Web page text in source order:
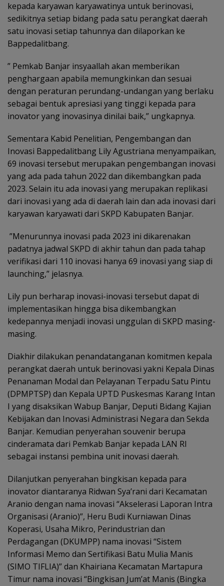
kepada karyawan karyawatinya untuk berinovasi,
sedikitnya setiap bidang pada satu perangkat daerah
satu inovasi setiap tahunnya dan dilaporkan ke
Bappedalitbang.
” Pemkab Banjar insyaallah akan memberikan
penghargaan apabila memungkinkan dan sesuai
dengan peraturan perundang-undangan yang berlaku
sebagai bentuk apresiasi yang tinggi kepada para
inovator yang inovasinya dinilai baik,” ungkapnya.
Sementara Kabid Penelitian, Pengembangan dan
Inovasi Bappedalitbang Lily Agustriana menyampaikan,
69 inovasi tersebut merupakan pengembangan inovasi
yang ada pada tahun 2022 dan dikembangkan pada
2023. Selain itu ada inovasi yang merupakan replikasi
dari inovasi yang ada di daerah lain dan ada inovasi dari
karyawan karyawati dari SKPD Kabupaten Banjar.
”Menurunnya inovasi pada 2023 ini dikarenakan
padatnya jadwal SKPD di akhir tahun dan pada tahap
verifikasi dari 110 inovasi hanya 69 inovasi yang siap di
launching,” jelasnya.
Lily pun berharap inovasi-inovasi tersebut dapat di
implementasikan hingga bisa dikembangkan
kedepannya menjadi inovasi unggulan di SKPD masing-
masing.
Diakhir dilakukan penandatanganan komitmen kepala
perangkat daerah untuk berinovasi yakni Kepala Dinas
Penanaman Modal dan Pelayanan Terpadu Satu Pintu
(DPMPTSP) dan Kepala UPTD Puskesmas Karang Intan
I yang disaksikan Wabup Banjar, Deputi Bidang Kajian
Kebijakan dan Inovasi Administrasi Negara dan Sekda
Banjar. Kemudian penyerahan souvenir berupa
cinderamata dari Pemkab Banjar kepada LAN RI
sebagai instansi pembina unit inovasi daerah.
Dilanjutkan penyerahan bingkisan kepada para
inovator diantaranya Ridwan Sya’rani dari Kecamatan
Aranio dengan nama inovasi “Akselerasi Laporan Intra
Organisasi (Aranio)”, Heru Budi Kurniawan Dinas
Koperasi, Usaha Mikro, Perindustrian dan
Perdagangan (DKUMPP) nama inovasi “Sistem
Informasi Memo dan Sertifikasi Batu Mulia Manis
(SIMO TIFLIA)” dan Khairiana Kecamatan Martapura
Timur nama inovasi “Bingkisan Jum’at Manis (Bingka